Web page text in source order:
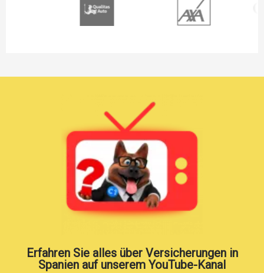
Erfahren Sie alles über Versicherungen in
Spanien auf unserem YouTube-Kanal